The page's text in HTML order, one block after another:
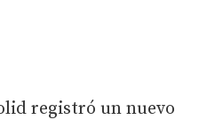
registró un nuevo